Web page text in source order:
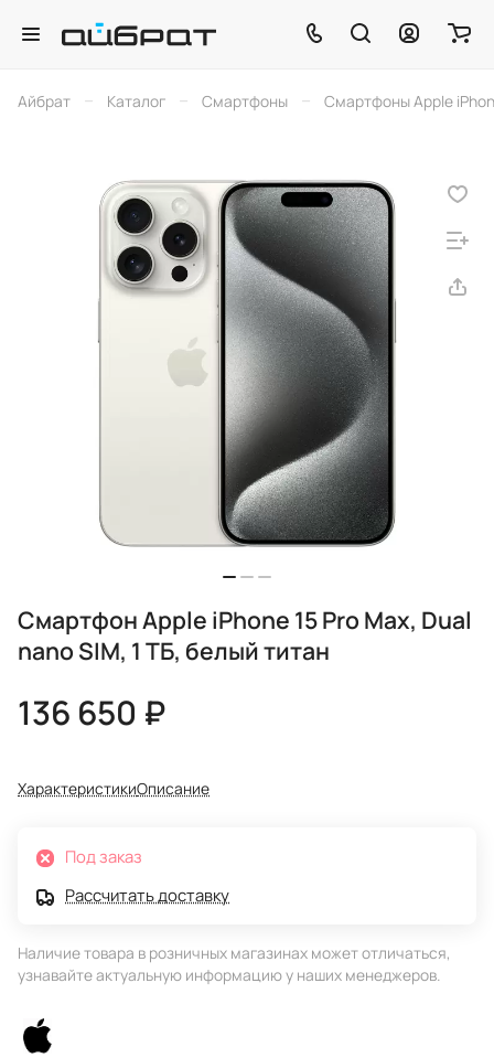
Айбрат – Каталог – Смартфоны – Смартфоны Apple
Смартфон Apple iPhone 15 Pro Max, Dual
nano SIM, 1 ТБ, белый титан
136 650 ₽
ХарактеристикиОписание
Под заказ
Рассчитать доставку
Наличие товара в розничных магазинах может отличаться,
узнавайте актуальную информацию у наших менеджеров.